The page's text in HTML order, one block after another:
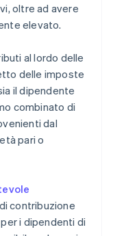
oltre ad avere
elevato.
al lordo delle
delle imposte
il dipendente
combinato di
dal
pari o
contribuzione
i dipendenti di